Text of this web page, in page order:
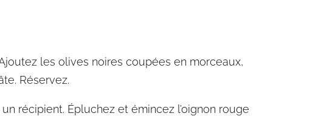
les olives noires coupées en morceaux,
Réservez.
récipient. Épluchez et émincez l’oignon rouge